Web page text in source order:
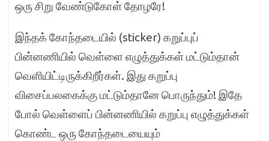
ஒரு சிறு வேண்டுகோள் தோழரே!
இந்தக் கோந்தடையில் (sticker) கறுப்புப்
பின்னணியில் வெள்ளை எழுத்துக்கள் மட்டும்தான்
வெளியிட்டிருக்கிறீர்கள். இது கறுப்பு
விசைப்பலகைக்கு மட்டும்தானே பொருந்தும்! இதே
போல் வெள்ளைப் பின்னணியில் கறுப்பு எழுத்துக்கள்
கொண்ட ஒரு கோந்தடையையும்